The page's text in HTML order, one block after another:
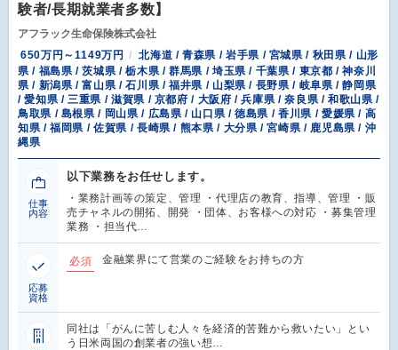
験者/長期就業者多数】
アフラック生命保険株式会社
650万円～1149万円
北海道 / 青森県 / 岩手県 / 宮城県 / 秋田県 / 山形
県 / 福島県 / 茨城県 / 栃木県 / 群馬県 / 埼玉県 / 千葉県 / 東京都 / 神奈川
県 / 新潟県 / 富山県 / 石川県 / 福井県 / 山梨県 / 長野県 / 岐阜県 / 静岡県
/ 愛知県 / 三重県 / 滋賀県 / 京都府 / 大阪府 / 兵庫県 / 奈良県 / 和歌山県 /
鳥取県 / 島根県 / 岡山県 / 広島県 / 山口県 / 徳島県 / 香川県 / 愛媛県 / 高
知県 / 福岡県 / 佐賀県 / 長崎県 / 熊本県 / 大分県 / 宮崎県 / 鹿児島県 / 沖
縄県
仕事
内容
以下業務をお任せします。
・業務計画等の策定、管理 ・代理店の教育、指導、管理 ・販
売チャネルの開拓、開発 ・団体、お客様への対応 ・募集管理
業務 ・担当代…
応募
資格
必須 金融業界にて営業のご経験をお持ちの方
同社は「がんに苦しむ人々を経済的苦難から救いたい」とい
う日米両国の創業者の強い想…